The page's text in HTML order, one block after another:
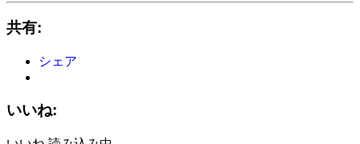
共有:
シェア
いいね: